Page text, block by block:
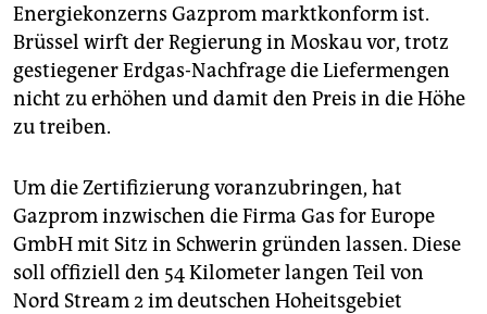
Energiekonzerns Gazprom marktkonform ist.
Brüssel wirft der Regierung in Moskau vor, trotz
gestiegener Erdgas-Nachfrage die Liefermengen
nicht zu erhöhen und damit den Preis in die Höhe
zu treiben.
Um die Zertifizierung voranzubringen, hat
Gazprom inzwischen die Firma Gas for Europe
GmbH mit Sitz in Schwerin gründen lassen. Diese
soll offiziell den 54 Kilometer langen Teil von
Nord Stream 2 im deutschen Hoheitsgebiet